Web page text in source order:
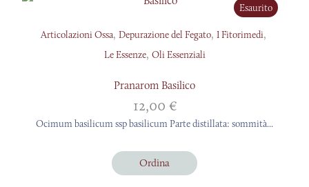
Esaurito
Articolazioni Ossa, Depurazione del Fegato, I Fitorimedi,
Le Essenze, Oli Essenziali
Pranarom Basilico
12,00 €
Ocimum basilicum ssp basilicum Parte distillata: sommità...
Ordina